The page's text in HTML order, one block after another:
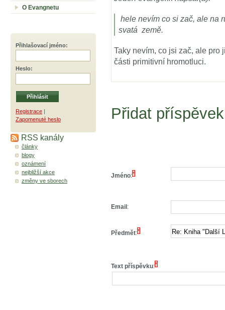
O Evangnetu
Přihlašovací jméno:
Heslo:
Registrace |
Zapomenuté heslo
RSS kanály
články
blogy
oznámení
nejbližší akce
změny ve sborech
hele nevím co si zač, ale na
svatá země.
Taky nevím, co jsi zač, ale pro
části primitivní hromotluci.
Přidat
Jméno:*
Email :
Předmět:*
Text příspěvku:*